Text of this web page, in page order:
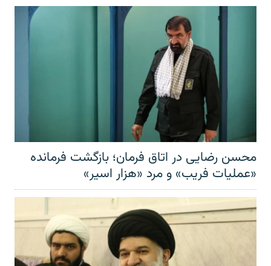
محسن رضایی در اتاق فرمان؛ بازگشت فرمانده
«عملیات فریب» و مرد «هزار اسیر»